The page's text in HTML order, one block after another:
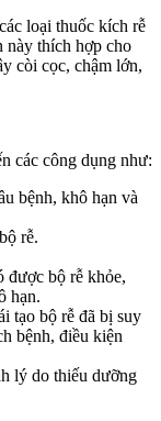
loại thuốc kích rễ
này thích hợp cho
còi cọc, chậm lớn,
các công dụng như:
bệnh, khô hạn và
rễ.
được bộ rễ khỏe,
hạn.
tạo bộ rễ đã bị suy
bệnh, điều kiện
lý do thiếu dưỡng